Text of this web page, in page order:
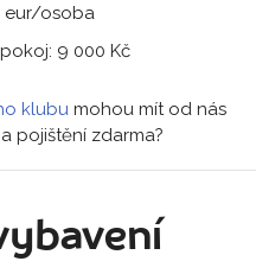
eur/osoba
9 000 Kč
klubu mohou mít od nás
pojištění zdarma?